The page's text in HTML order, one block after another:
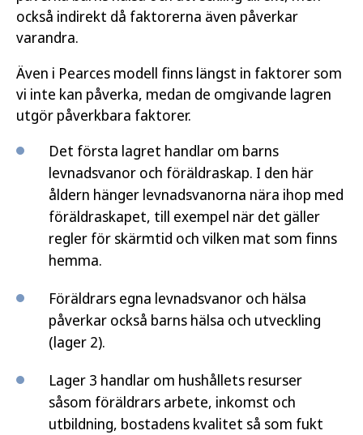
också indirekt då faktorerna även påverkar
varandra.
Även i Pearces modell finns längst in faktorer som
vi inte kan påverka, medan de omgivande lagren
utgör påverkbara faktorer.
Det första lagret handlar om barns
levnadsvanor och föräldraskap. I den här
åldern hänger levnadsvanorna nära ihop med
föräldraskapet, till exempel när det gäller
regler för skärmtid och vilken mat som finns
hemma.
Föräldrars egna levnadsvanor och hälsa
påverkar också barns hälsa och utveckling
(lager 2).
Lager 3 handlar om hushållets resurser
såsom föräldrars arbete, inkomst och
utbildning, bostadens kvalitet så som fukt